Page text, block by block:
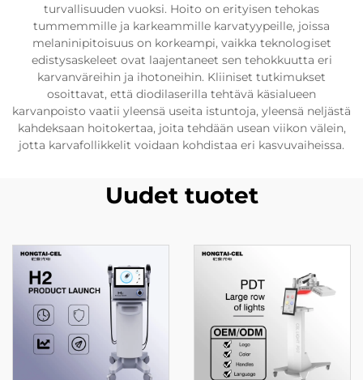
turvallisuuden vuoksi. Hoito on erityisen tehokas
tummemmille ja karkeammille karvatyypeille, joissa
melaninipitoisuus on korkeampi, vaikka teknologiset
edistysaskeleet ovat laajentaneet sen tehokkuutta eri
karvanväreihin ja ihotoneihin. Kliiniset tutkimukset
osoittavat, että diodilaserilla tehtävä käsialueen
karvanpoisto vaatii yleensä useita istuntoja, yleensä neljästä
kahdeksaan hoitokertaa, joita tehdään usean viikon välein,
jotta karvafollikkelit voidaan kohdistaa eri kasvuvaiheissa.
Uudet tuotet